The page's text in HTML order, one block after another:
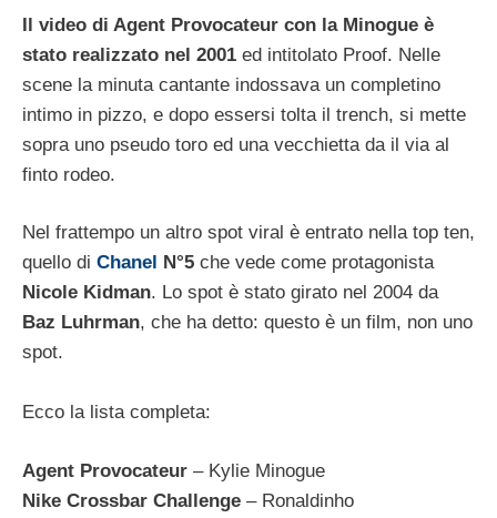
Il video di Agent Provocateur con la Minogue è
stato realizzato nel 2001 ed intitolato Proof. Nelle
scene la minuta cantante indossava un completino
intimo in pizzo, e dopo essersi tolta il trench, si mette
sopra uno pseudo toro ed una vecchietta da il via al
finto rodeo.
Nel frattempo un altro spot viral è entrato nella top ten,
quello di Chanel N°5 che vede come protagonista
Nicole Kidman. Lo spot è stato girato nel 2004 da
Baz Luhrman, che ha detto: questo è un film, non uno
spot.
Ecco la lista completa:
Agent Provocateur – Kylie Minogue
Nike Crossbar Challenge – Ronaldinho